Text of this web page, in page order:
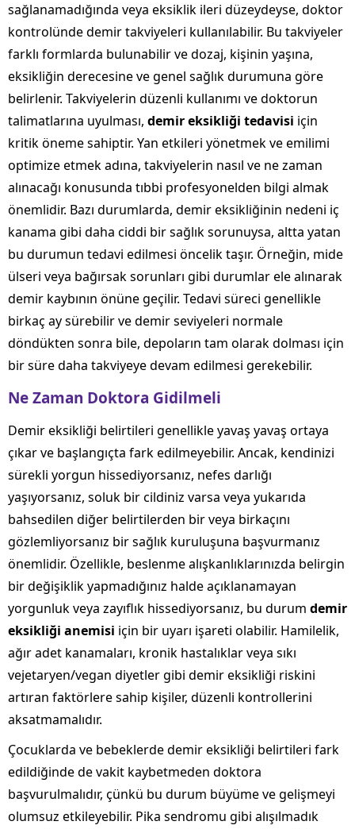
sağlanamadığında veya eksiklik ileri düzeydeyse, doktor
kontrolünde demir takviyeleri kullanılabilir. Bu takviyeler
farklı formlarda bulunabilir ve dozaj, kişinin yaşına,
eksikliğin derecesine ve genel sağlık durumuna göre
belirlenir. Takviyelerin düzenli kullanımı ve doktorun
talimatlarına uyulması, demir eksikliği tedavisi için
kritik öneme sahiptir. Yan etkileri yönetmek ve emilimi
optimize etmek adına, takviyelerin nasıl ve ne zaman
alınacağı konusunda tıbbi profesyonelden bilgi almak
önemlidir. Bazı durumlarda, demir eksikliğinin nedeni iç
kanama gibi daha ciddi bir sağlık sorunuysa, altta yatan
bu durumun tedavi edilmesi öncelik taşır. Örneğin, mide
ülseri veya bağırsak sorunları gibi durumlar ele alınarak
demir kaybının önüne geçilir. Tedavi süreci genellikle
birkaç ay sürebilir ve demir seviyeleri normale
döndükten sonra bile, depoların tam olarak dolması için
bir süre daha takviyeye devam edilmesi gerekebilir.
Ne Zaman Doktora Gidilmeli
Demir eksikliği belirtileri genellikle yavaş yavaş ortaya
çıkar ve başlangıçta fark edilmeyebilir. Ancak, kendinizi
sürekli yorgun hissediyorsanız, nefes darlığı
yaşıyorsanız, soluk bir cildiniz varsa veya yukarıda
bahsedilen diğer belirtilerden bir veya birkaçını
gözlemliyorsanız bir sağlık kuruluşuna başvurmanız
önemlidir. Özellikle, beslenme alışkanlıklarınızda belirgin
bir değişiklik yapmadığınız halde açıklanamayan
yorgunluk veya zayıflık hissediyorsanız, bu durum demir
eksikliği anemisi için bir uyarı işareti olabilir. Hamilelik,
ağır adet kanamaları, kronik hastalıklar veya sıkı
vejetaryen/vegan diyetler gibi demir eksikliği riskini
artıran faktörlere sahip kişiler, düzenli kontrollerini
aksatmamalıdır.
Çocuklarda ve bebeklerde demir eksikliği belirtileri fark
edildiğinde de vakit kaybetmeden doktora
başvurulmalıdır, çünkü bu durum büyüme ve gelişmeyi
olumsuz etkileyebilir. Pika sendromu gibi alışılmadık